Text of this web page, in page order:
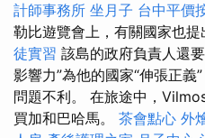
計師事務所 坐月子 台中平價
勒比遊覽會上，有關國家也提
徒實習 該島的政府負責人還
影響力”為他的國家“伸張正
問題不利。 在旅途中，
買加和巴哈馬。 茶會點心 外